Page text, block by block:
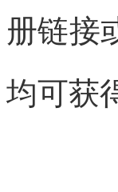
册链接
均可获